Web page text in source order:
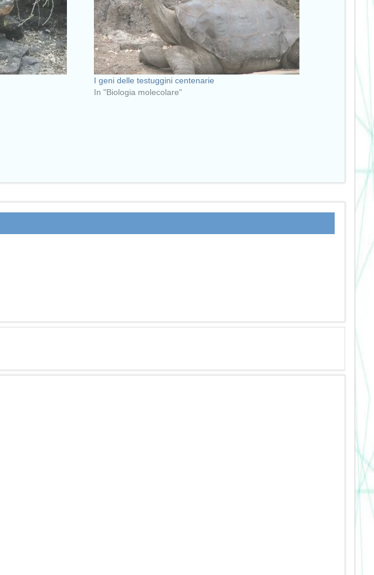
I geni delle testuggini centenarie
In "Biologia molecolare"